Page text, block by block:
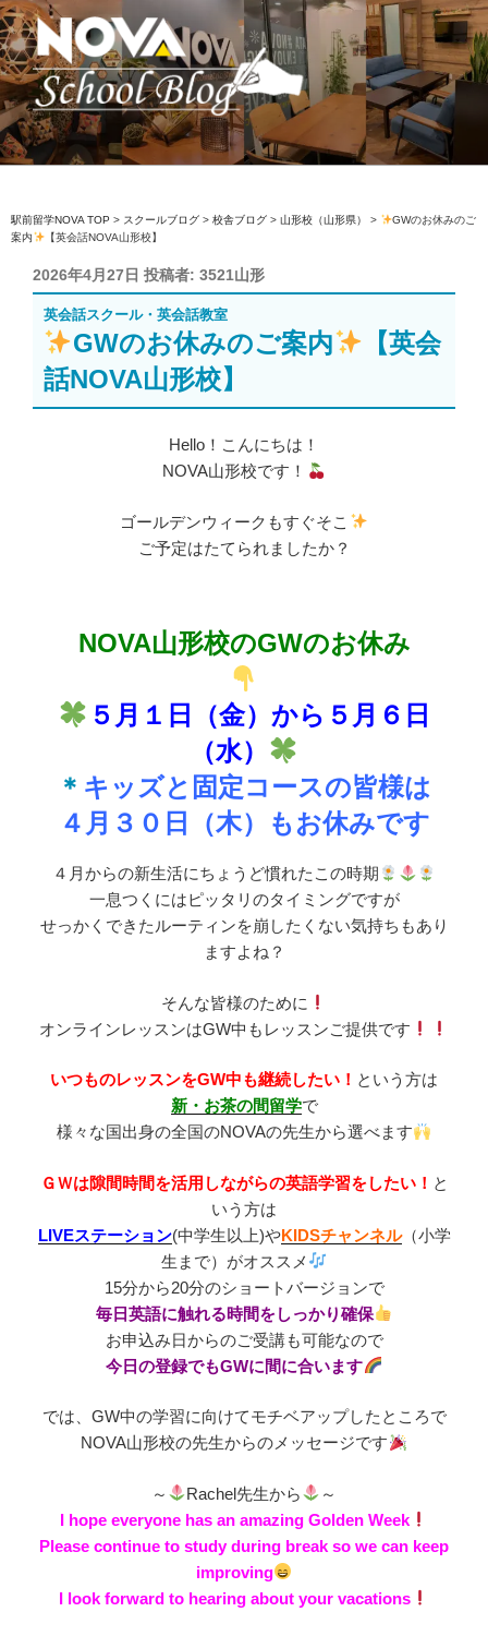
コ
ン
テ
ン
ツ
へ
ス
ッ
プ
駅前留学NOVA【公式】スクールブロ
英会話スクール・英会話教室
駅前留学NOVA TOP > スクールブログ > 校舎ブログ > 山形校（山形県） >
GWのお休みのご
案内
【英会話NOVA山形校】
投
稿
日:
2026年4月27日 投稿者: 3521山形
英会話スクール・英会話教室
GWのお休みのご案内
【英会
話NOVA山形校】
Hello！こんにちは！
NOVA山形校です！
ゴールデンウィークもすぐそこ
ご予定はたてられましたか？
NOVA山形校のGWのお休み
５月１日（金）から５月６日
（水）
＊ キッズと固定コースの皆様は
４月３０日（木）もお休みです
４月からの新生活にちょうど慣れたこの時期
一息つくにはピッタリのタイミングですが
せっかくできたルーティンを崩したくない気持ちもあり
ますよね？
そんな皆様のために
オンラインレッスンはGW中もレッスンご提供です
いつものレッスンをGW中も継続したい！ という方は
新・お茶の間留学で
様々な国出身の全国のNOVAの先生から選べます
ＧＷは隙間時間を活用しながらの英語学習をしたい！ と
いう方は
LIVEステーション(中学生以上)やKIDSチャンネル（小学
生まで）がオススメ
15分から20分のショートバージョンで
毎日英語に触れる時間をしっかり確保
お申込み日からのご受講も可能なので
今日の登録でもGWに間に合います
では、GW中の学習に向けてモチベアップしたところで
NOVA山形校の先生からのメッセージです
～ Rachel先生から
～
I hope everyone has an amazing Golden Week
Please continue to study during break so we can keep
improving
I look forward to hearing about your vacations